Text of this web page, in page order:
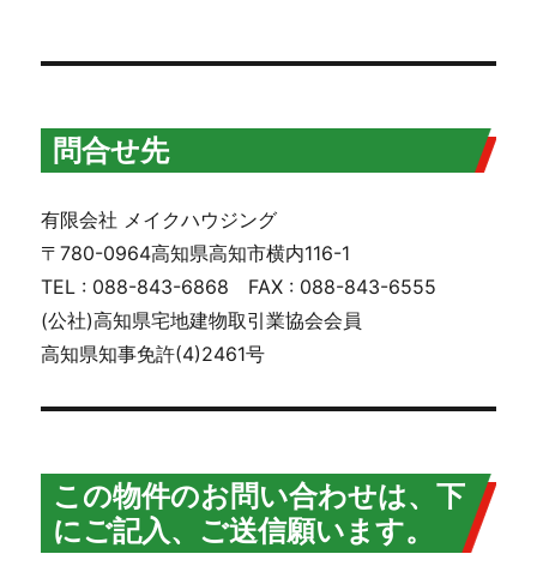
問合せ先
有限会社 メイクハウジング
〒780-0964高知県高知市横内116-1
TEL : 088-843-6868 FAX : 088-843-6555
(公社)高知県宅地建物取引業協会会員
高知県知事免許(4)2461号
この物件のお問い合わせは、下
にご記入、ご送信願います。